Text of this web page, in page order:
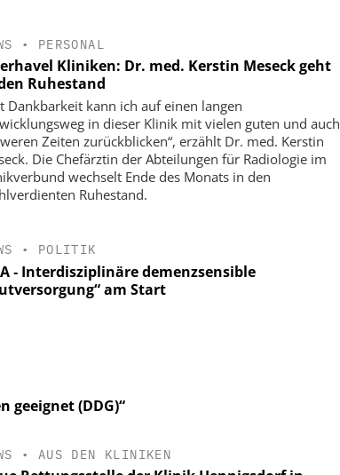
• PERSONAL
Kliniken: Dr. med. Kerstin Meseck geht
Ruhestand
Dankbarkeit kann ich auf einen langen
in dieser Klinik mit vielen guten und auch
Zeiten zurückblicken“, erzählt Dr. med. Kerstin
Die Chefärztin der Abteilungen für Radiologie im
wechselt Ende des Monats in den
Ruhestand.
• POLITIK
‑ Interdisziplinäre demenzsensible
am Start
geeignet (DDG)“
• AUS DEN KLINIKEN